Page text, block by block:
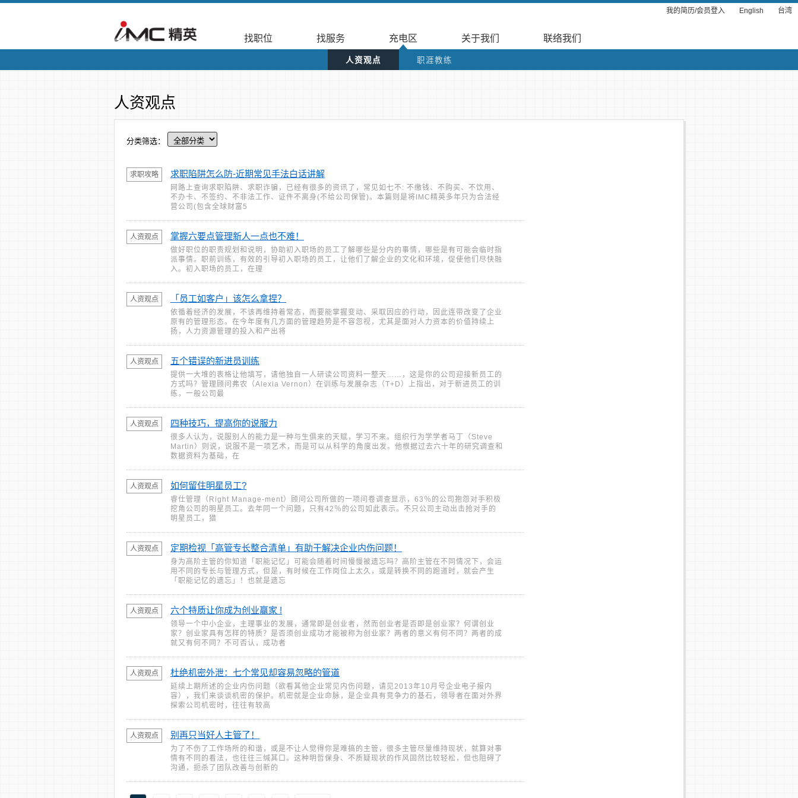
我的简历/会员登入 English 台湾
找职位 找服务 充电区
人资观点 职涯教练
关于我们 联络我们
人资观点
分类筛选：
求职攻略 求职陷阱怎么防-近期常见手法白话讲解
网路上查询求职陷阱、求职诈骗，已经有很多的资讯了，常见如七不: 不缴钱、不购买、不饮用、
不办卡、不签约、不非法工作、证件不离身(不给公司保管)。本篇则是将IMC精英多年只为合法经
营公司(包含全球财富5
人资观点 掌握六要点管理新人一点也不难！
做好职位的职责规划和说明，协助初入职场的员工了解哪些是分内的事情，哪些是有可能会临时指
派事情。职前训练，有效的引导初入职场的员工，让他们了解企业的​​文化和环境，促使他们尽快融
入。初入职场的员工，在理
人资观点 「员工如客户」该怎么拿捏？
依循着经济的发展，不该再维持着常态，而要能掌握变动、采取因应的行动，因此连带改变了企业
原有的管理形态。在今年度有几方面的管理趋势是不容忽视，尤其是面对人力资本的价值持续上
扬，人力资源管理的投入和产出将
人资观点 五个错误的新进员训练
提供一大堆的表格让他填写，请他独自一人研读公司资料一整天……，这是你的公司迎接新员工的
方式吗？管理顾问弗农（Alexia Vernon）在训练与发展杂志（T+D）上指出，对于新进员工的训
练，一般公司最
人资观点 四种技巧，提高你的说服力
很多人认为，说服别人的能力是一种与生俱来的天赋，学习不来。组织行为学学者马丁（Steve
Martin）则说，说服不是一项艺术，而是可以从科学的角度出发。他根据过去六十年的研究调查和
数据资料为基础，在
人资观点 如何留住明星员工?
睿仕管理（Right Manage-ment）顾问公司所做的一项问卷调查显示，63％的公司抱怨对手积极
挖角公司的明星员工。去年同一个问题，只有42％的公司如此表示。不只公司主动出击抢对手的
明星员工，猎
人资观点 定期检视「高管专长整合清单」有助于解决企业内伤问题！
身为高阶主管的你知道「职能记忆」可能会随着时间慢慢被遗忘吗？高阶主管在不同情况下，会运
用不同的专长与管理方式，但是，有时候在工作岗位上太久，或是转换不同的跑道时，就会产生
「职能记忆的遗忘」！也就是遗忘
人资观点 六个特质让你成为创业赢家 !
领导一个中小企业，主理事业的发展，通常即是创业者，然而创业者是否即是创业家？何谓创业
家？创业家具有怎样的特质？是否须创业成功才能被称为创业家？两者的意义有何不同？两者的成
就又有何不同？不可否认，成功者
人资观点 杜绝机密外泄：七个常见却容易忽略的管道
延续上期所述的企业内伤问题（欲看其他企业常见内伤问题，请见2013年10月号企业电子报内
容），我们来谈谈机密的保护。机密就是企业命脉，是企业具有竞争力的基石，领导者在面对外界
探索公司机密时，往往有较高
人资观点 别再只当好人主管了！
为了不伤了工作场所的和谐，或是不让人觉得你是难搞的主管，很多主管尽量维持现状，就算对事
情有不同的看法，也往往三缄其口。这种明哲保身、不质疑现状的作风固然比较轻松，但也阻碍了
沟通，扼杀了团队改善与创新的